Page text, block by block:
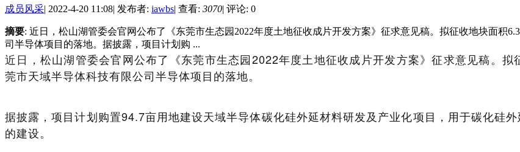
成员风采| 2022-4-20 11:08| 发布者: iawbs| 查看: 3070| 评论: 0
摘要: 近日，松山湖管委会官网公布了《东莞市生态园2022年度土地征收成片开发方案》征求意见稿。拟征收地块面积
司半导体项目的落地。据披露，项目计划购 ...
近日， 松山湖管委会官网公布了《东莞市生态园2022年度土地征收成片开发方案》征求意见稿。
莞市天域半导体科技有限公司半导体项目的落地。
据披露，项目计划购置94.7亩用地建设天域半导体碳化硅外延材料研发及产业化项目，用于碳化硅
的建设。